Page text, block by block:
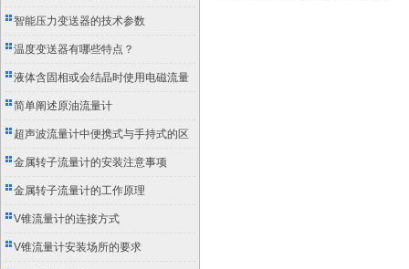
景应用实践
智能压力变送器的技术参数
温度变送器有哪些特点？
液体含固相或会结晶时使用电磁流量
计的注意事项
简单阐述原油流量计
超声波流量计中便携式与手持式的区
别
金属转子流量计的安装注意事项
金属转子流量计的工作原理
V锥流量计的连接方式
V锥流量计安装场所的要求